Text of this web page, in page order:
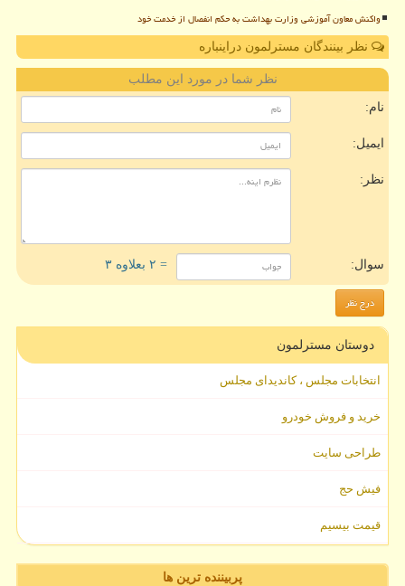
واکنش معاون آموزشی وزارت بهداشت به حکم انفصال از خدمت خود
نظر بینندگان مسترلمون دراینباره
نظر شما در مورد این مطلب
نام:
ایمیل:
نظر:
سوال: = ۲ بعلاوه ۳
دوستان مسترلمون
انتخابات مجلس ، کاندیدای مجلس
خرید و فروش خودرو
طراحی سایت
فیش حج
قیمت بیسیم
پربیننده ترین ها